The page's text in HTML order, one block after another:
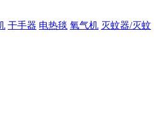
干手器 电热毯 氧气机 灭蚊器/灭蚊